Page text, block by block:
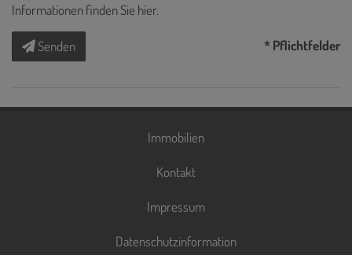
Informationen finden Sie hier.
Senden * Pflichtfelder
Immobilien
Kontakt
Impressum
Datenschutzinformation